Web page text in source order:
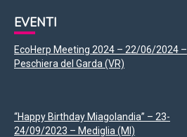
EVENTI
EcoHerp Meeting 2024 – 22/06/2024 –
Peschiera del Garda (VR)
“Happy Birthday Miagolandia” – 23-
24/09/2023 – Mediglia (MI)